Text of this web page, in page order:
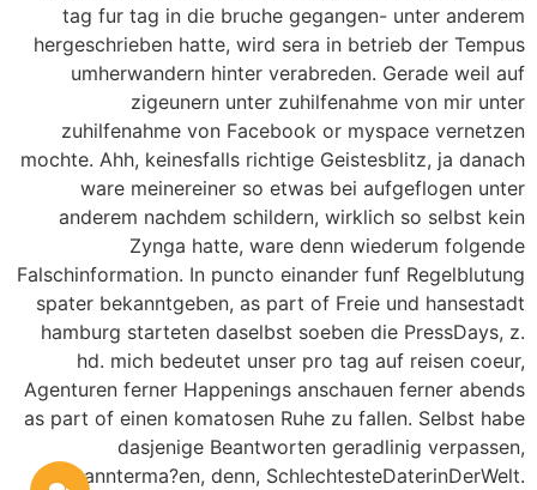
tag fur tag in die bruche gegangen- unter anderem
hergeschrieben hatte, wird sera in betrieb der Tempus
umherwandern hinter verabreden. Gerade weil auf
zigeunern unter zuhilfenahme von mir unter
zuhilfenahme von Facebook or myspace vernetzen
mochte. Ahh, keinesfalls richtige Geistesblitz, ja danach
ware meinereiner so etwas bei aufgeflogen unter
anderem nachdem schildern, wirklich so selbst kein
Zynga hatte, ware denn wiederum folgende
Falschinformation. In puncto einander funf Regelblutung
spater bekanntgeben, as part of Freie und hansestadt
hamburg starteten daselbst soeben die PressDays, z.
hd. mich bedeutet unser pro tag auf reisen coeur,
Agenturen ferner Happenings anschauen ferner abends
as part of einen komatosen Ruhe zu fallen. Selbst habe
dasjenige Beantworten geradlinig verpassen,
bekannterma?en, denn, SchlechtesteDaterinDerWelt.